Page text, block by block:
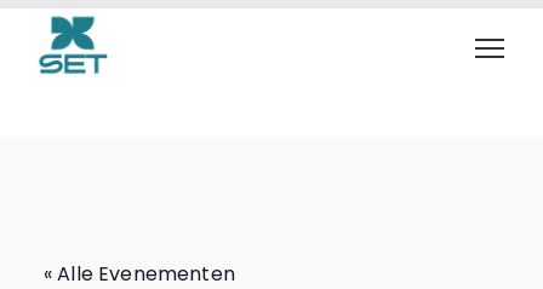
Textiel Cafe
« Alle Evenementen